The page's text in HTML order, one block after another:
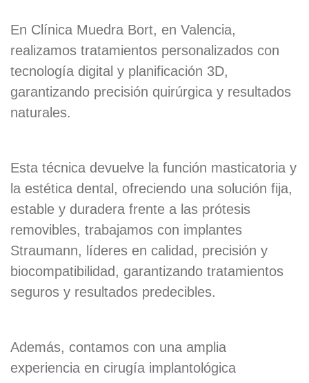
En Clínica Muedra Bort, en Valencia,
realizamos tratamientos personalizados con
tecnología digital y planificación 3D,
garantizando precisión quirúrgica y resultados
naturales.
Esta técnica devuelve la función masticatoria y
la estética dental, ofreciendo una solución fija,
estable y duradera frente a las prótesis
removibles, trabajamos con implantes
Straumann, líderes en calidad, precisión y
biocompatibilidad, garantizando tratamientos
seguros y resultados predecibles.
Además, contamos con una amplia
experiencia en cirugía implantológica